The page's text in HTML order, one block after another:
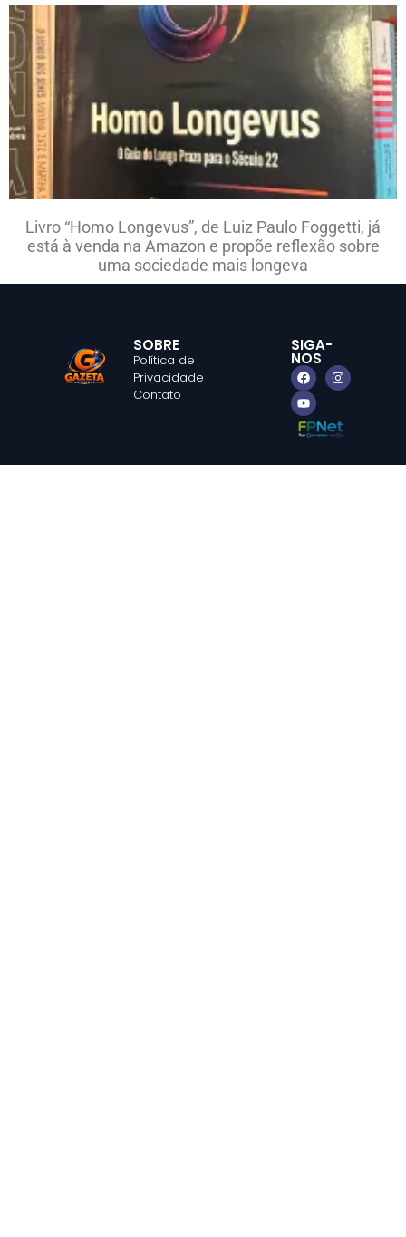
Livro “Homo Longevus”, de Luiz Paulo Foggetti, já
está à venda na Amazon e propõe reflexão sobre
uma sociedade mais longeva
SOBRE
Política de
Privacidade
Contato
SIGA-
NOS